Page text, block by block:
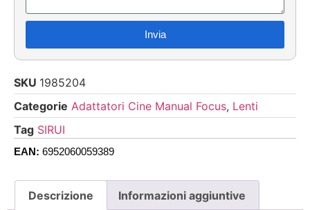
Invia
SKU 1985204
Categorie Adattatori Cine Manual Focus, Lenti
Tag SIRUI
EAN: 6952060059389
Descrizione Informazioni aggiuntive